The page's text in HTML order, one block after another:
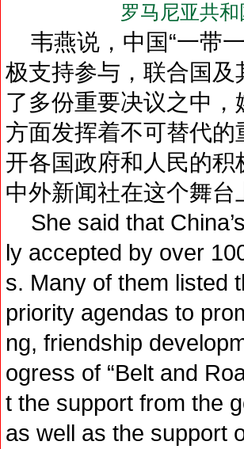
罗马尼亚共
韦燕说，中国“一带
极支持参与，联合国及
了多份重要决议之中
方面发挥着不可替代的
开各国政府和人民的
中外新闻社在这个舞
She said that
ly accepted by over
s. Many of them listed
priority agendas to
ng, friendship
ogress of “Belt and
t the support from the
as well as the support